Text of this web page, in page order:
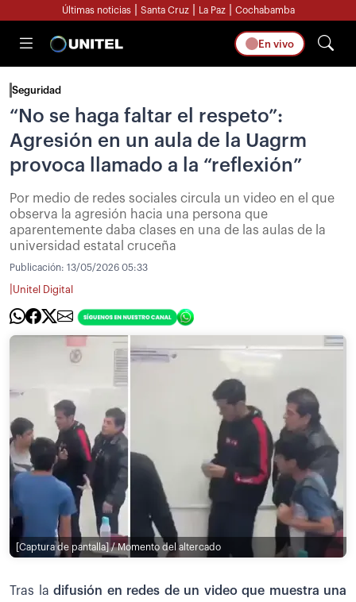
Últimas noticias Santa Cruz La Paz Cochabamba
En vivo
Seguridad
“No se haga faltar el respeto”:
Agresión en un aula de la Uagrm
provoca llamado a la “reflexión”
Por medio de redes sociales circula un video en el que
observa la agresión hacia una persona que
aparentemente daba clases en una de las aulas de la
universidad estatal cruceña
Publicación: 13/05/2026 05:33
Unitel Digital
[Captura de pantalla] / Momento del altercado
Tras la difusión en redes de un video que muestra una